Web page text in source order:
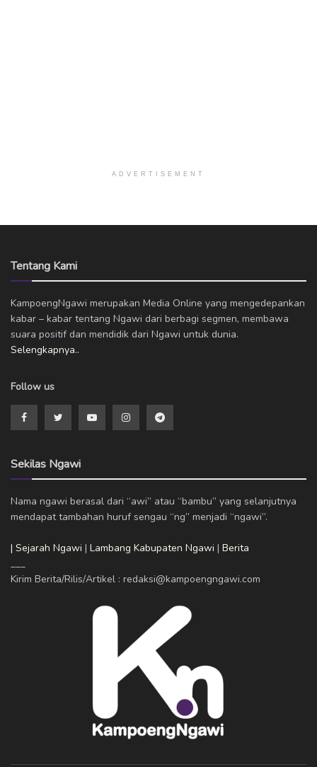
ADVERTISEMENT
Tentang Kami
KampoengNgawi merupakan Media Online yang mengedepankan
kabar – kabar tentang Ngawi dari berbagi segmen, membawa
suara positif dan mendidik dari Ngawi untuk dunia.
Selengkapnya..
Follow us
Sekilas Ngawi
Nama ngawi berasal dari “awi” atau “bambu” yang selanjutnya
mendapat tambahan huruf sengau “ng” menjadi “ngawi”.
| Sejarah Ngawi | Lambang Kabupaten Ngawi | Berita
___
Kirim Berita/Rilis/Artikel : redaksi@kampoengngawi.com